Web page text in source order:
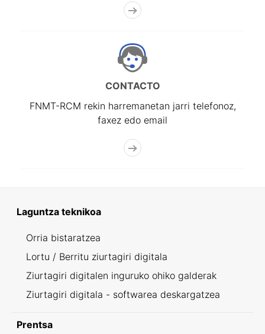
CONTACTO
FNMT-RCM rekin harremanetan jarri telefonoz,
faxez edo email
Laguntza teknikoa
Orria bistaratzea
Lortu / Berritu ziurtagiri digitala
Ziurtagiri digitalen inguruko ohiko galderak
Ziurtagiri digitala - softwarea deskargatzea
Prentsa